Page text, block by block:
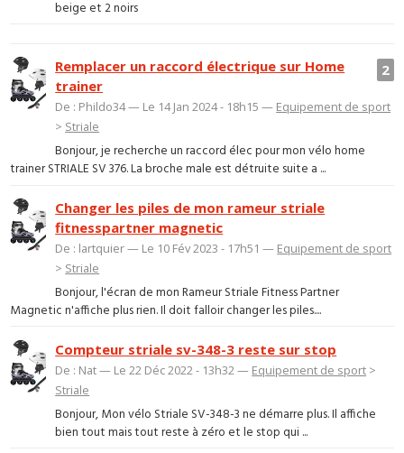
beige et 2 noirs
2
Remplacer un raccord électrique sur Home
trainer
De : Phildo34 — Le 14 Jan 2024 - 18h15 — Equipement de sport
> Striale
Bonjour, je recherche un raccord élec pour mon vélo home
trainer STRIALE SV 376. La broche male est détruite suite a ...
Changer les piles de mon rameur striale
fitnesspartner magnetic
De : lartquier — Le 10 Fév 2023 - 17h51 — Equipement de sport
> Striale
Bonjour, l'écran de mon Rameur Striale Fitness Partner
Magnetic n'affiche plus rien. Il doit falloir changer les piles....
Compteur striale sv-348-3 reste sur stop
De : Nat — Le 22 Déc 2022 - 13h32 — Equipement de sport >
Striale
Bonjour, Mon vélo Striale SV-348-3 ne démarre plus. Il affiche
bien tout mais tout reste à zéro et le stop qui ...